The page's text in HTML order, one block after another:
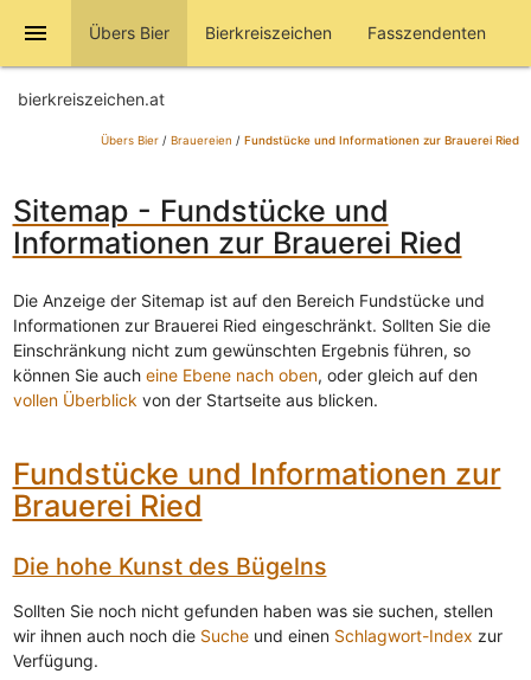
menu Übers Bier Bierkreiszeichen Fasszendenten
bierkreiszeichen.at
Übers Bier/ Brauereien / Fundstücke und Informationen zur Brauerei Ried
Sitemap - Fundstücke und
Informationen zur Brauerei Ried
Die Anzeige der Sitemap ist auf den Bereich Fundstücke und
Informationen zur Brauerei Ried eingeschränkt. Sollten Sie die
Einschränkung nicht zum gewünschten Ergebnis führen, so
können Sie auch eine Ebene nach oben, oder gleich auf den
vollen Überblick von der Startseite aus blicken.
Fundstücke und Informationen zur
Brauerei Ried
Die hohe Kunst des Bügelns
Sollten Sie noch nicht gefunden haben was sie suchen, stellen
wir ihnen auch noch die Sucheund einen Schlagwort-Index zur
Verfügung.